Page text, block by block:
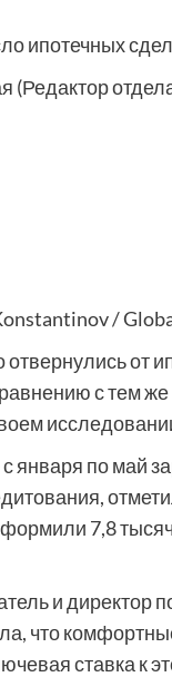
ипотечных
(Редактор
/
отвернулись от
с тем
января по май
7,8
и директор
что
ставка к